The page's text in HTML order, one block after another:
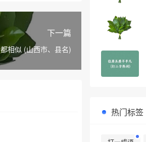
下一篇
都相似 (山西市、县名)
热门标签